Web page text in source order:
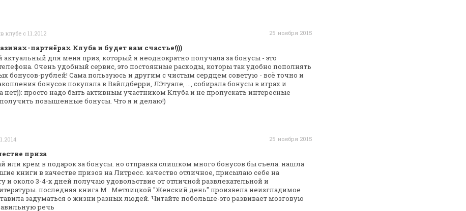
в клубе с 11.2012 25 ноября 2015
партнёрах Клуба и будет вам счастье!)))
для меня приз, который я неоднократно получала за бонусы - это
Очень удобный сервис, это постоянные расходы, которы так удобно пополнять
бонусов-рублей! Сама пользуюсь и другим с чистым сердцем советую - всё точно и
бонусов покупала в Вайлдберри, ЛЭтуале, ..., собирала бонусы в играхи
нет)): просто надо быть активным участником Клуба и не пропускать интересные
получить повышенные бонусы. Что я и делаю!)
25 ноября 2015
приза
или крем в подарок за бонусы. но отправка слишком много бонусов бы съела. нашла
книги в качестве призов на Литресс. качество отличное, присылаю себе на
и около 3-4-хдней получаю удовольствие от отличной развлекательной и
последняя книга М . Метлицкой "Женский день" произвела неизгладимое
задуматься о жизни разных людей. Читайте побольше-это развивает мозговую
речь